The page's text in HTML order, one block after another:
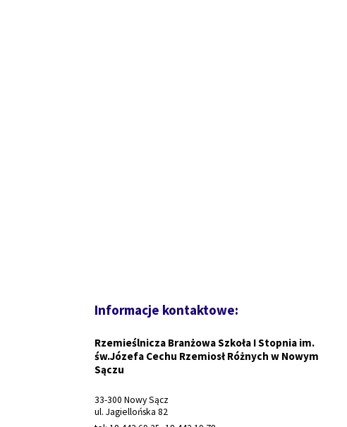
Informacje kontaktowe:
Rzemieślnicza Branżowa Szkoła I Stopnia im.
św.Józefa Cechu Rzemiosł Różnych w Nowym
Sączu
33-300 Nowy Sącz
ul. Jagiellońska 82